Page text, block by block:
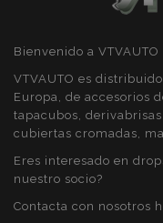
Bienvenido a VTVAUTO
VTVAUTO es
Europa, de accesorios
tapacubos,
cubiertas cromadas,
Eres interesado en
nuestro socio?
Contacta con nosotros
Cookies
Cookies